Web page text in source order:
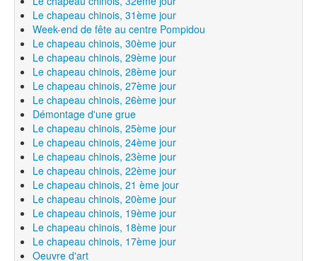
Le chapeau chinois, 31ème jour
Week-end de fête au centre Pompidou
Le chapeau chinois, 30ème jour
Le chapeau chinois, 29ème jour
Le chapeau chinois, 28ème jour
Le chapeau chinois, 27ème jour
Le chapeau chinois, 26ème jour
Démontage d'une grue
Le chapeau chinois, 25ème jour
Le chapeau chinois, 24ème jour
Le chapeau chinois, 23ème jour
Le chapeau chinois, 22ème jour
Le chapeau chinois, 21 ème jour
Le chapeau chinois, 20ème jour
Le chapeau chinois, 19ème jour
Le chapeau chinois, 18ème jour
Le chapeau chinois, 17ème jour
Oeuvre d'art